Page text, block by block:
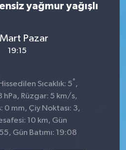
yağmur yağışlı
Pazar
19:15
Sıcaklık: 5° ,
hPa, Rüzgar: 5 km/s,
0 mm, Çiy Noktası: 3,
10 km, Gün
Gün Batımı: 19:08